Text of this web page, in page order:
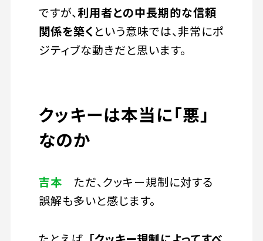
ですが、利用者との中長期的な信頼
関係を築くという意味では、非常にポ
ジティブな動きだと思います。
クッキーは本当に「悪」
なのか
吉本 ただ、クッキー規制に対する
誤解も多いと感じます。